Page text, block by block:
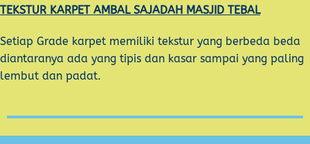
TEKSTUR KARPET AMBAL SAJADAH MASJID TEBAL
Setiap Grade karpet memiliki tekstur yang berbeda beda
diantaranya ada yang tipis dan kasar sampai yang paling
lembut dan padat.